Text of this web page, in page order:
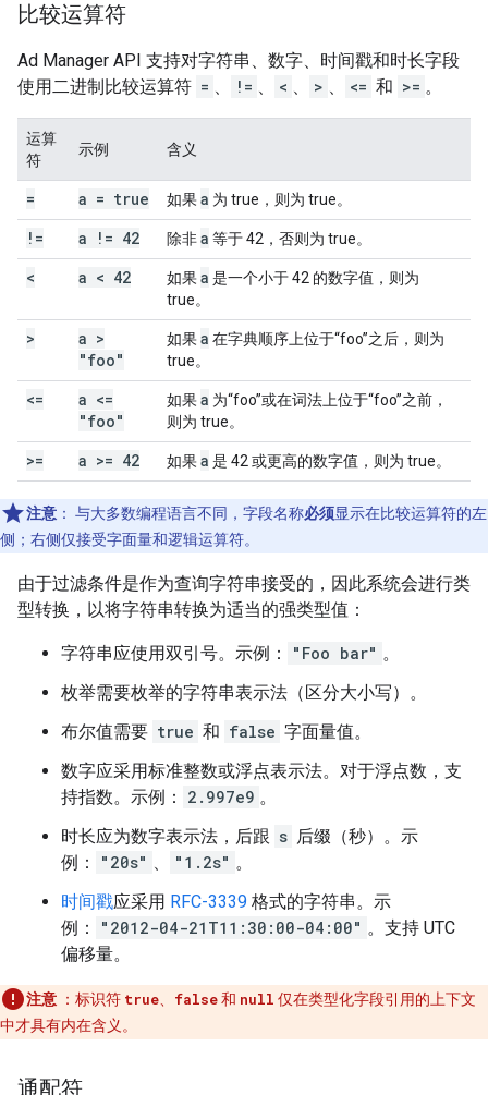
比较运算符
Ad Manager API 支持对字符串、数字、时间戳和时长字段
使用二进制比较运算符 = 、 != 、 < 、 > 、 <= 和 >= 。
运算
符
示例 含义
= a = true 如果a 为 true，则为 true。
!= a != 42 除非a 等于 42，否则为 true。
< a < 42 如果a 是一个小于 42 的数字值，则为
true。
>
a >
"foo"
如果a 在字典顺序上位于“foo”之后，则为
true。
<=
a <=
"foo"
如果a 为“foo”或在词法上位于“foo”之前，
则为 true。
>= a >= 42 如果a 是 42 或更高的数字值，则为 true。
注意 ： 与大多数编程语言不同，字段名称必须显示在比较运算符的左
侧；右侧仅接受字面量和逻辑运算符。
由于过滤条件是作为查询字符串接受的，因此系统会进行类
型转换，以将字符串转换为适当的强类型值：
字符串应使用双引号。示例： "Foo bar" 。
枚举需要枚举的字符串表示法（区分大小写）。
布尔值需要 true 和 false 字面量值。
数字应采用标准整数或浮点表示法。对于浮点数，支
持指数。示例：
2.997e9 。
时长应为数字表示法，后跟 s 后缀（秒）。示
例：
"20s" 、 "1.2s" 。
时间戳应采用 RFC-3339 格式的字符串。示
例：
"2012-04-21T11:30:00-04:00" 。支持 UTC
偏移量。
注意 ：标识符 true false和 null 仅在类型化字段引用的上下文
中才具有内在含义。
通配符